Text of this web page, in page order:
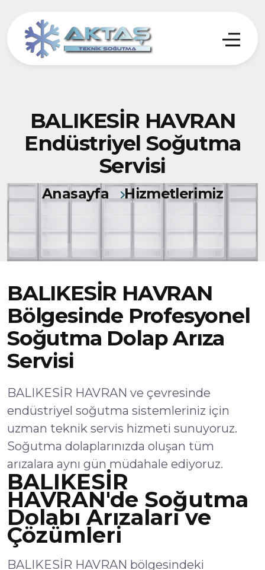
BALIKESİR HAVRAN
Endüstriyel Soğutma
Servisi
Anasayfa Hizmetlerimiz
BALIKESİR HAVRAN
Bölgesinde Profesyonel
Soğutma Dolap Arıza
Servisi
BALIKESİR HAVRAN ve çevresinde
endüstriyel soğutma sistemleriniz için
uzman teknik servis hizmeti sunuyoruz.
Soğutma dolaplarınızda oluşan tüm
arızalara aynı gün müdahale ediyoruz.
BALIKESİR
HAVRAN'de Soğutma
Dolabı Arızaları ve
Çözümleri
BALIKESİR HAVRAN bölgesindeki